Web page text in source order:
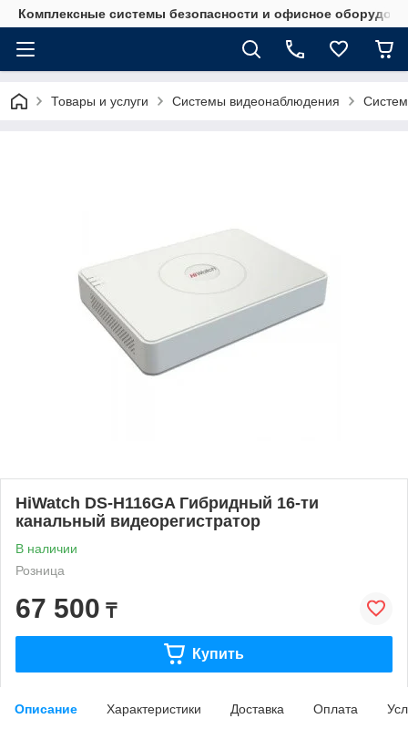
Комплексные системы безопасности и офисное
Товары и услуги Системы видеонаблюдения
HiWatch DS-H116GA Гибридный 16-ти
канальный видеорегистратор
В наличии
Розница
67 500 ₸
Купить
Описание Характеристики Доставка Оплата